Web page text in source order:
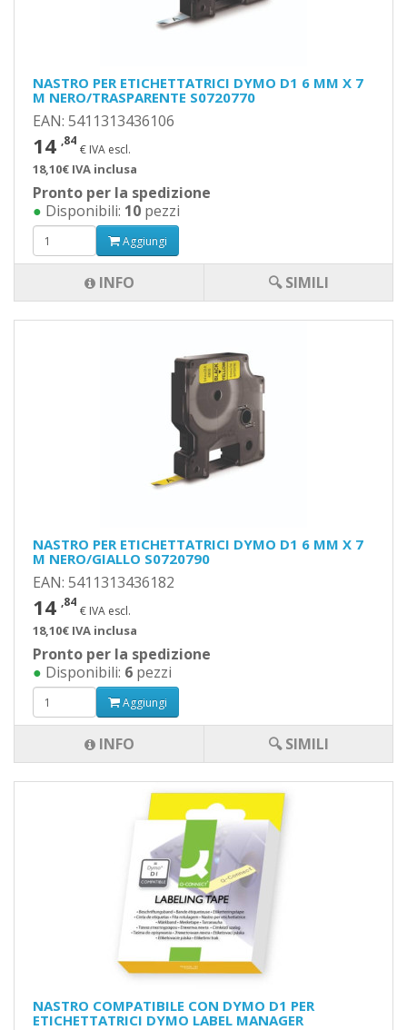
NASTRO PER ETICHETTATRICI DYMO D1 6 MM X 7
M NERO/TRASPARENTE S0720770
EAN: 5411313436106
14 ,84
€ IVA escl.
18,10€ IVA inclusa
Pronto per la spedizione
● Disponibili: 10 pezzi
Aggiungi
INFO 🔍 SIMILI
NASTRO PER ETICHETTATRICI DYMO D1 6 MM X 7
M NERO/GIALLO S0720790
EAN: 5411313436182
14 ,84
€ IVA escl.
18,10€ IVA inclusa
Pronto per la spedizione
● Disponibili: 6 pezzi
Aggiungi
INFO 🔍 SIMILI
NASTRO COMPATIBILE CON DYMO D1 PER
ETICHETTATRICI DYMO LABEL MANAGER